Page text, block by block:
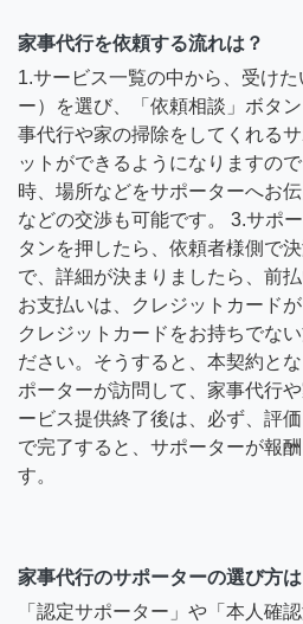
家事代行を依頼する流れは？
1.サービス一覧の中から、受け
ー）を選び、「依頼相談」ボタ
事代行や家の掃除をしてくれる
ットができるようになりますの
時、場所などをサポーターへお
などの交渉も可能です。 3.サポ
タンを押したら、依頼者様側で
で、詳細が決まりましたら、前
お支払いは、クレジットカード
クレジットカードをお持ちでな
ださい。そうすると、本契約と
ポーターが訪問して、家事代行
ービス提供終了後は、必ず、評
で完了すると、サポーターが報
す。
家事代行のサポーターの選び方は
「認定サポーター」や「本人確